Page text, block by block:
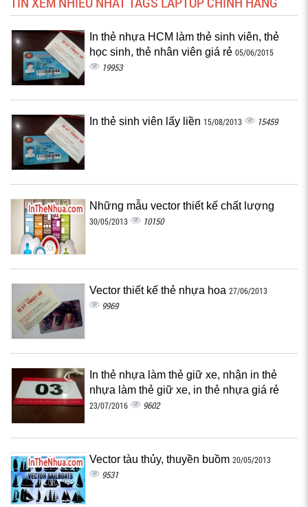
In thẻ nhựa HCM làm thẻ sinh viên, thẻ
học sinh, thẻ nhân viên giá rẻ 05/06/2015
19953
In thẻ sinh viên lấy liền 15/08/2013 15459
Những mẫu vector thiết kế chất lượng
30/05/2013 10150
Vector thiết kế thẻ nhựa hoa 27/06/2013
9969
In thẻ nhựa làm thẻ giữ xe, nhận in thẻ
nhựa làm thẻ giữ xe, in thẻ nhựa giá rẻ
23/07/2016 9602
Vector tàu thủy, thuyền buồm 20/05/2013
9531